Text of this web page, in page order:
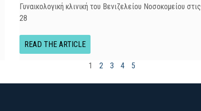
Γυναικολογική κλινική του Βενιζελείου Νοσοκομείου στις
28
READ THE ARTICLE
1 2 3 4 5